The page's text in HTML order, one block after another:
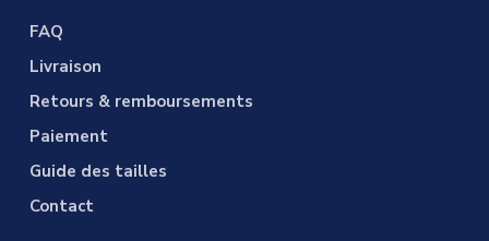
FAQ
Livraison
Retours & remboursements
Paiement
Guide des tailles
Contact